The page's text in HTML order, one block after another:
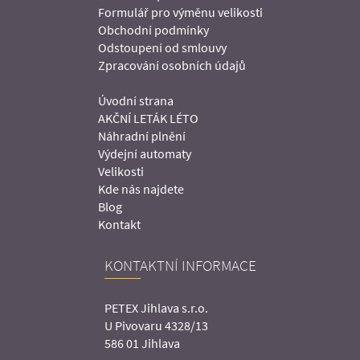
Formulář pro výměnu velikosti
Obchodní podmínky
Odstoupení od smlouvy
Zpracování osobních údajů
Úvodní strana
AKČNÍ LETÁK LÉTO
Náhradní plnění
Výdejní automaty
Velikosti
Kde nás najdete
Blog
Kontakt
KONTAKTNÍ INFORMACE
PETEX Jihlava s.r.o.
U Pivovaru 4328/13
586 01 Jihlava